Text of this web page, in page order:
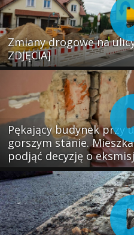
Zmiany drogowe na
ZDJĘCIA]
Pękający budynek przy
gorszym stanie.
podjąć decyzję o